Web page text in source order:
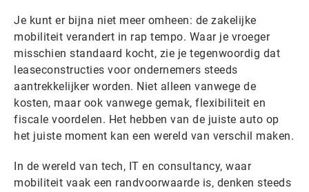
Je kunt er bijna niet meer omheen: de zakelijke
mobiliteit verandert in rap tempo. Waar je vroeger
misschien standaard kocht, zie je tegenwoordig dat
leaseconstructies voor ondernemers steeds
aantrekkelijker worden. Niet alleen vanwege de
kosten, maar ook vanwege gemak, flexibiliteit en
fiscale voordelen. Het hebben van de juiste auto op
het juiste moment kan een wereld van verschil maken.
In de wereld van tech, IT en consultancy, waar
mobiliteit vaak een randvoorwaarde is, denken steeds